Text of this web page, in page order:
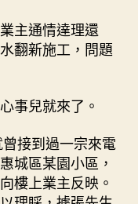
主通情達理還
翻新施工，問題
事兒就來了。
接到過一宗來電
城區某園小區，
樓上業主反映。